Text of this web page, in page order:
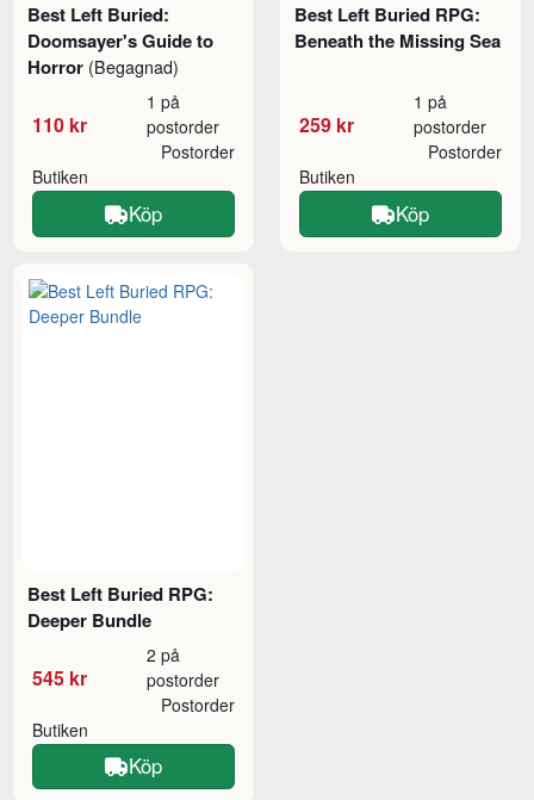
Best Left Buried:
Doomsayer's Guide to
Horror (Begagnad)
110 kr
1 på
postorder
Butiken
Postorder
Köp
Best Left Buried RPG:
Beneath the Missing Sea
259 kr
1 på
postorder
Butiken
Postorder
Köp
Best Left Buried RPG:
Deeper Bundle
545 kr
2 på
postorder
Butiken
Postorder
Köp